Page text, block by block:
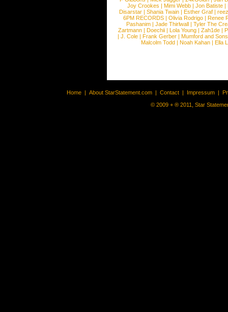
Joy Crookes | Mimi Webb | Jon Batiste |
Disarstar | Shania Twain | Esther Graf |
6PM RECORDS | Olivia Rodrigo | Renee
Pashanim |Jade Thirlwall |Tyler The
Zartmann | Doechii | Lola Young | Zah1de |
| J. Cole | Frank Gerber | Mumford and Sons
Malcolm Todd | Noah Kahan | Ella
Home | About StarStatement.com | Contact | Impressum |
© 2009 + ® 2011, Star